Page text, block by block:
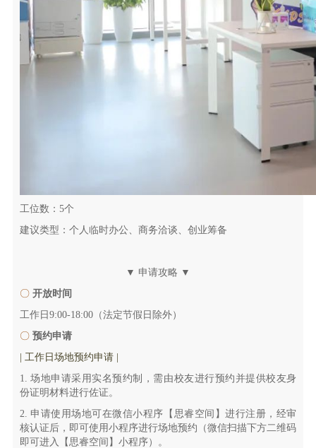
工位数：5个
建议类型：个人临时办公、商务洽谈、创业筹备
▼ 申请攻略 ▼
〇 开放时间
工作日9:00-18:00（法定节假日除外）
〇 预约申请
| 工作日场地预约申请 |
1. 场地申请采用实名预约制，需由校友进行预约并提供校友身
份证明材料进行佐证。
2. 申请使用场地可在微信小程序【思睿空间】进行注册，经审
核认证后，即可使用小程序进行场地预约（微信扫描下方二维码
即可进入【思睿空间】小程序）。